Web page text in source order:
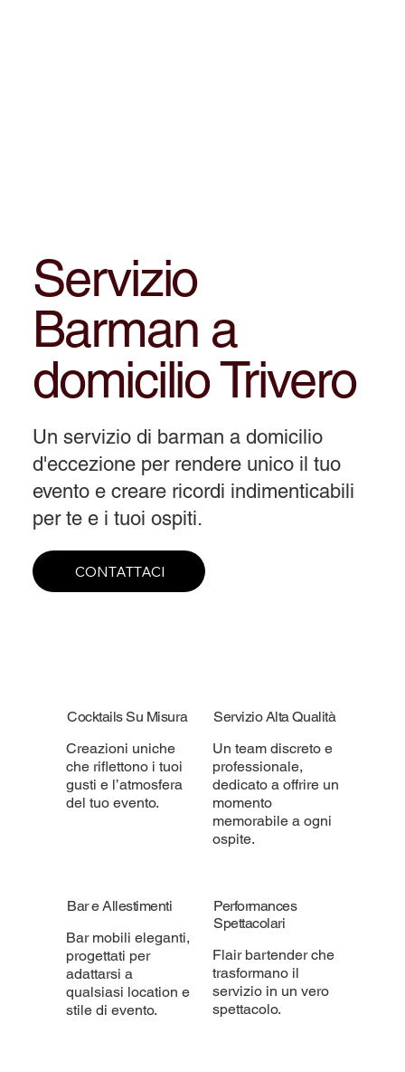
Servizio
Barman a
domicilio Trivero
Un servizio di barman a domicilio
d'eccezione per rendere unico il tuo
evento e creare ricordi indimenticabili
per te e i tuoi ospiti.
CONTATTACI
Cocktails Su Misura
Creazioni uniche
che riflettono i tuoi
gusti e l’atmosfera
del tuo evento.
Servizio Alta Qualità
Un team discreto e
professionale,
dedicato a offrire un
momento
memorabile a ogni
ospite.
Bar e Allestimenti
Bar mobili eleganti,
progettati per
adattarsi a
qualsiasi location e
stile di evento.
Performances
Spettacolari
Flair bartender che
trasformano il
servizio in un vero
spettacolo.